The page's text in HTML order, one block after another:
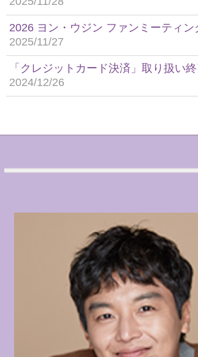
2026 ヨン・ウジン ファンミーティン
2025/11/27
「クレジットカード決済」取り扱い
2024/12/26